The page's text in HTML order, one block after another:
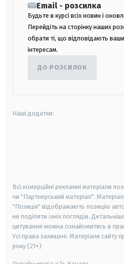
Email - розсилка
Будьте в курсі всіх новин і
Перейдіть на сторінку наших
обрати ті, що відповідають
інтересам.
ДО РОЗСИЛОК
Наші додатки:
Всі комерційні рекламні матеріали
чи "Партнерський матеріал".
"Позиція" відображають позицію
не поділяти їхніх поглядів.
цитування можна ознайомитись в
Усі права захищені. Матеріали сайту
року (21+)